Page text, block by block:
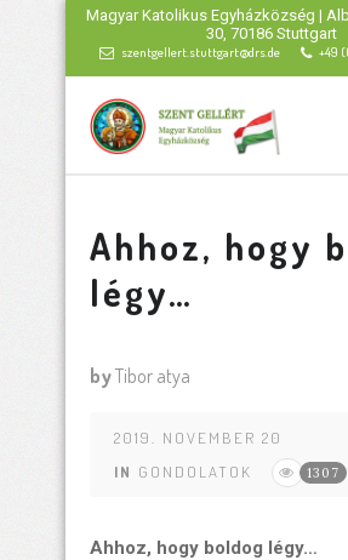
Magyar Katolikus Egyházközség |
30, 70186 Stuttgart
szentgellert.stuttgart@drs.de +49
Ahhoz, hogy
légy…
byTibor atya
2019. NOVEMBER 20
IN GONDOLATOK 1307
Ahhoz, hogy boldog légy…